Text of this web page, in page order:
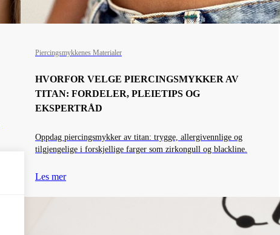
Piercingsmykkenes Materialer
HVORFOR VELGE PIERCINGSMYKKER AV
TITAN: FORDELER, PLEIETIPS OG
EKSPERTRÅD
Oppdag piercingsmykker av titan: trygge, allergivennlige og
tilgjengelige i forskjellige farger som zirkongull og blackline.
Les mer